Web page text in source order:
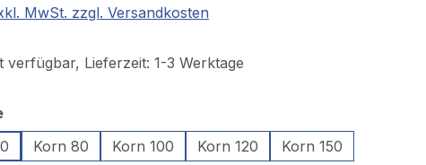
MwSt. zzgl. Versandkosten
verfügbar, Lieferzeit: 1-3 Werktage
auswählen
Korn 80 Korn 100 Korn 120 Korn 150